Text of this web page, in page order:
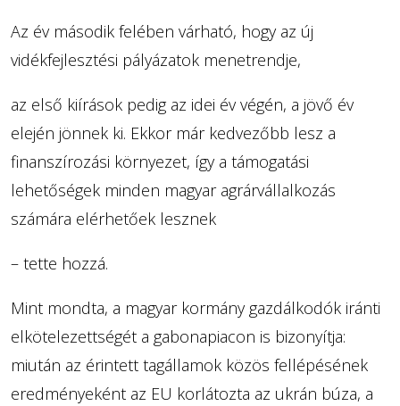
Az év második felében várható, hogy az új
vidékfejlesztési pályázatok menetrendje,
az első kiírások pedig az idei év végén, a jövő év
elején jönnek ki. Ekkor már kedvezőbb lesz a
finanszírozási környezet, így a támogatási
lehetőségek minden magyar agrárvállalkozás
számára elérhetőek lesznek
– tette hozzá.
Mint mondta, a magyar kormány gazdálkodók iránti
elkötelezettségét a gabonapiacon is bizonyítja:
miután az érintett tagállamok közös fellépésének
eredményeként az EU korlátozta az ukrán búza, a